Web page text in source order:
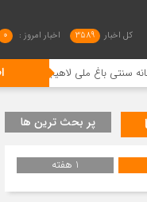
کل اخبار 3589 اخبار امروز : 0
لاهیجان چیست؟
پر بحث ترین ها
1 هفته